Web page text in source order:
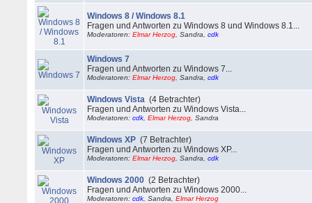
Windows 8 / Windows 8.1
Fragen und Antworten zu Windows 8 und Windows 8.1...
Moderatoren:Elmar Herzog , Sandra,cdk
Windows 7
Fragen und Antworten zu Windows 7...
Moderatoren:Elmar Herzog , Sandra,cdk
Windows Vista (4 Betrachter)
Fragen und Antworten zu Windows Vista...
Moderatoren:cdk ,Elmar Herzog , Sandra
Windows XP (7 Betrachter)
Fragen und Antworten zu Windows XP...
Moderatoren:Elmar Herzog , Sandra,cdk
Windows 2000 (2 Betrachter)
Fragen und Antworten zu Windows 2000...
Moderatoren:cdk , Sandra,Elmar Herzog